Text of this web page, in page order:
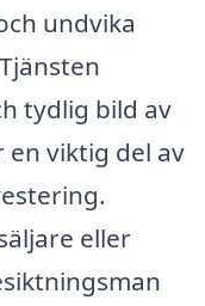
undvika
tydlig bild av
en viktig del av
eller